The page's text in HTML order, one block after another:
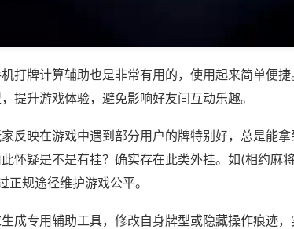
打牌计算辅助也是非常有用的，使用起来简单便
提升游戏体验，避免影响好友间互动乐趣。
反映在游戏中遇到部分用户的牌特别好，总是能
怀疑是不是有挂？确实存在此类外挂。如(相约麻
规途径维护游戏公平。
成专用辅助工具，修改自身牌型或隐藏操作痕迹，